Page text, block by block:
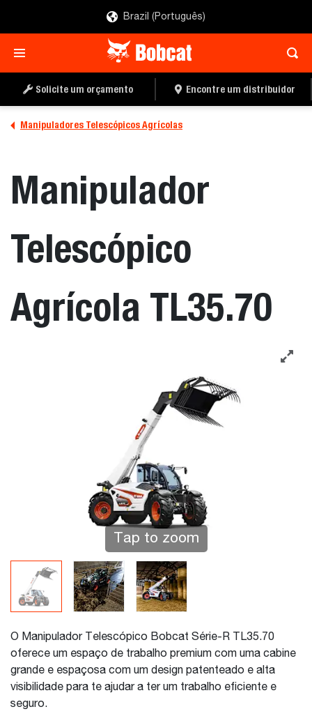
Brazil (Português)
Solicite um orçamento Encontre um distribuidor
Manipuladores Telescópicos Agrícolas
Manipulador
Telescópico
Agrícola TL35.70
Tap to zoom
O Manipulador Telescópico Bobcat Série-R TL35.70
oferece um espaço de trabalho premium com uma cabine
grande e espaçosa com um design patenteado e alta
visibilidade para te ajudar a ter um trabalho eficiente e
seguro.
ENCONTRE UMA